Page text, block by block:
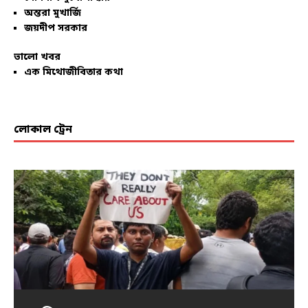
অন্তরা মুখার্জি
জয়দীপ সরকার
ভালো খবর
এক মিথোজীবিতার কথা
লোকাল ট্রেন